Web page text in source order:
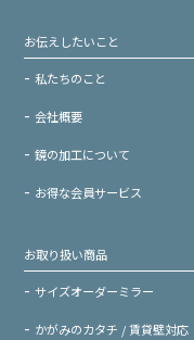
お伝えしたいこと
私たちのこと
会社概要
鏡の加工について
お得な会員サービス
お取り扱い商品
サイズオーダーミラー
かがみのカタチ / 賃貸壁対応